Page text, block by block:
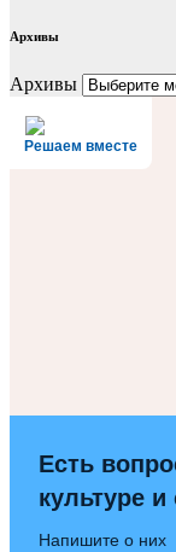
Архивы
Архивы
Решаем вместе
Есть
культуре и
Напишите о них